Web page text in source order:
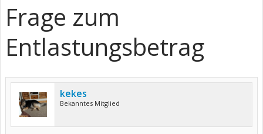
Frage zum
Entlastungsbetrag
kekes
Bekanntes Mitglied